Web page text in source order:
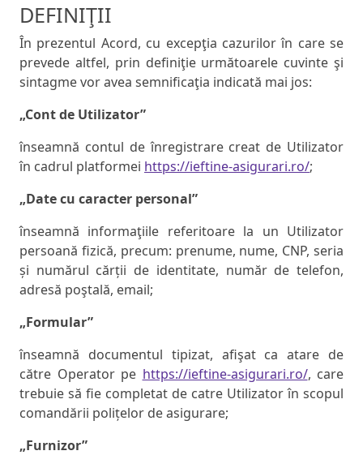
DEFINIŢII
În prezentul Acord, cu excepţia cazurilor în care se
prevede altfel, prin definiţie următoarele cuvinte şi
sintagme vor avea semnificaţia indicată mai jos:
„Cont de Utilizator”
înseamnă contul de înregistrare creat de Utilizator
în cadrul platformei https://ieftine-asigurari.ro/;
„Date cu caracter personal”
înseamnă informaţiile referitoare la un Utilizator
persoană fizică, precum: prenume, nume, CNP, seria
și numărul cărții de identitate, număr de telefon,
adresă poştală, email;
„Formular”
înseamnă documentul tipizat, afişat ca atare de
către Operator pe https://ieftine-asigurari.ro/, care
trebuie să fie completat de catre Utilizator în scopul
comandării polițelor de asigurare;
„Furnizor”